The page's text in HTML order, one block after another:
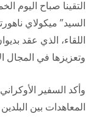
التقينا صباح اليوم
السيد” ميكولاي
اللقاء، الذي عقد
وتعزيزها في المجال
وأكد السفير
المعاهدات بين